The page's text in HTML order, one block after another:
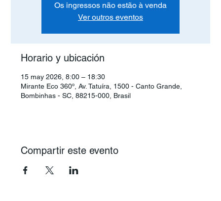
Os ingressos não estão à venda
Ver outros eventos
Horario y ubicación
15 may 2026, 8:00 – 18:30
Mirante Eco 360º, Av. Tatuíra, 1500 - Canto Grande,
Bombinhas - SC, 88215-000, Brasil
Compartir este evento